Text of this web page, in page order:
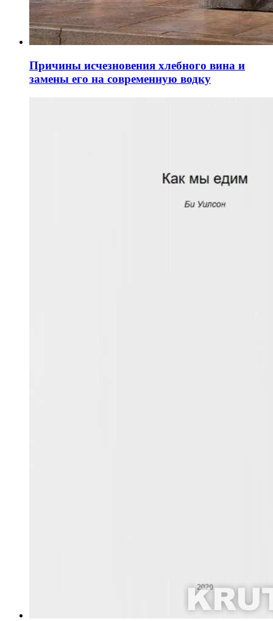
Причины исчезновения хлебного вина и
замены его на современную водку